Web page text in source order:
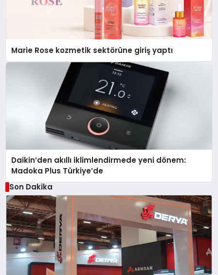
Marie Rose kozmetik sektörüne giriş yaptı
Daikin’den akıllı iklimlendirmede yeni dönem:
Madoka Plus Türkiye’de
Son Dakika